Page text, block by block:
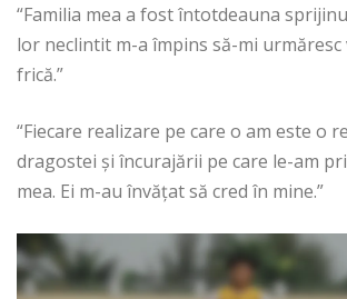
“Familia mea a fost întotdeauna
lor neclintit m-a împins să-mi urmăresc
frică.”
“Fiecare realizare pe care o am este o
dragostei și încurajării pe care le-am
mea. Ei m-au învățat să cred în mine.”